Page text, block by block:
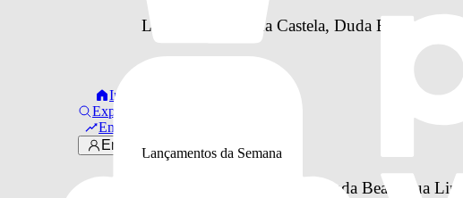
Início
Explorar
Em alta
Entrar
Luan Santana, Ana Castela, Duda Beat e
Lançamentos da Semana
Lançamentos da Semana: Duda Beat, Dua